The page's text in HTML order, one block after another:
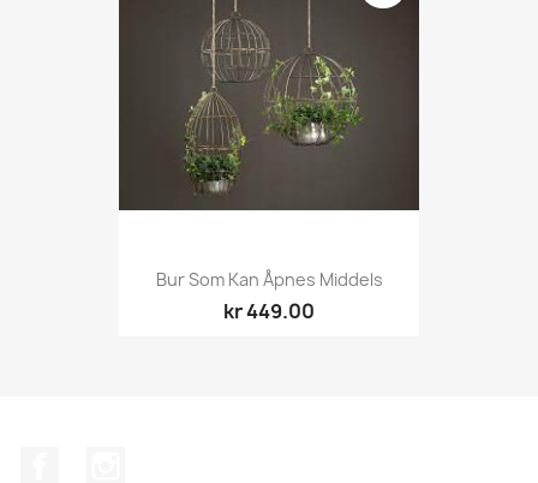
Bur Som Kan Åpnes Middels
kr 449.00